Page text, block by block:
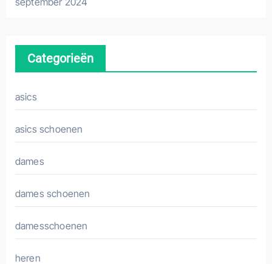
Categorieën
asics
asics schoenen
dames
dames schoenen
damesschoenen
heren